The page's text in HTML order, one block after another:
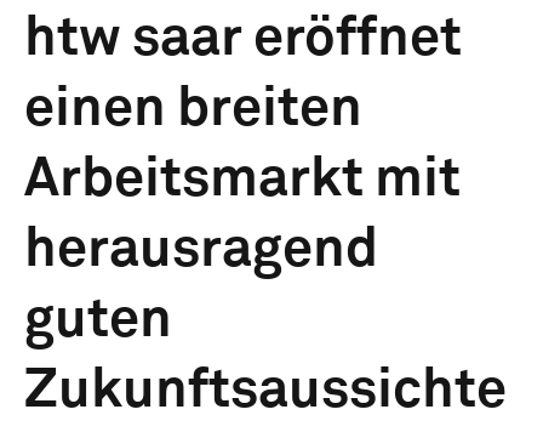
htw saar eröffnet
einen breiten
Arbeitsmarkt mit
herausragend
guten
Zukunftsaussichte